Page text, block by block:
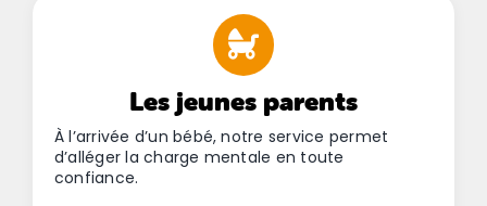
Les jeunes parents
À l’arrivée d’un bébé, notre service permet
d’alléger la charge mentale en toute
confiance.